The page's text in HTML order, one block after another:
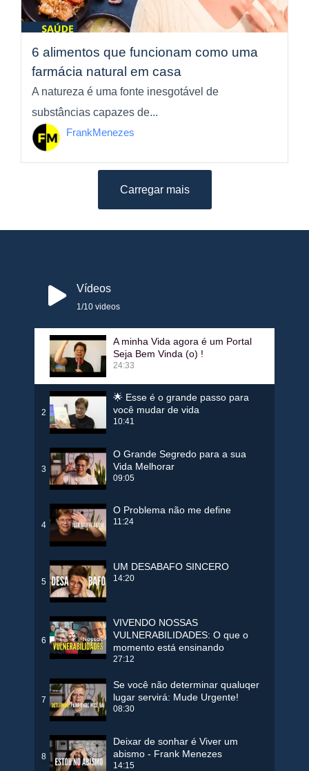
6 alimentos que funcionam como uma
farmácia natural em casa
A natureza é uma fonte inesgotável de
substâncias capazes de...
FrankMenezes
Carregar mais
Vídeos
1 /10 videos
A minha Vida agora é um Portal
Seja Bem Vinda (o) !
24:33
2
🌟 Esse é o grande passo para
você mudar de vida
10:41
3
O Grande Segredo para a sua
Vida Melhorar
09:05
4
O Problema não me define
11:24
5
UM DESABAFO SINCERO
14:20
6
VIVENDO NOSSAS
VULNERABILIDADES: O que o
momento está ensinando
27:12
7
Se você não determinar qualuqer
lugar servirá: Mude Urgente!
08:30
8
Deixar de sonhar é Viver um
abismo - Frank Menezes
14:15